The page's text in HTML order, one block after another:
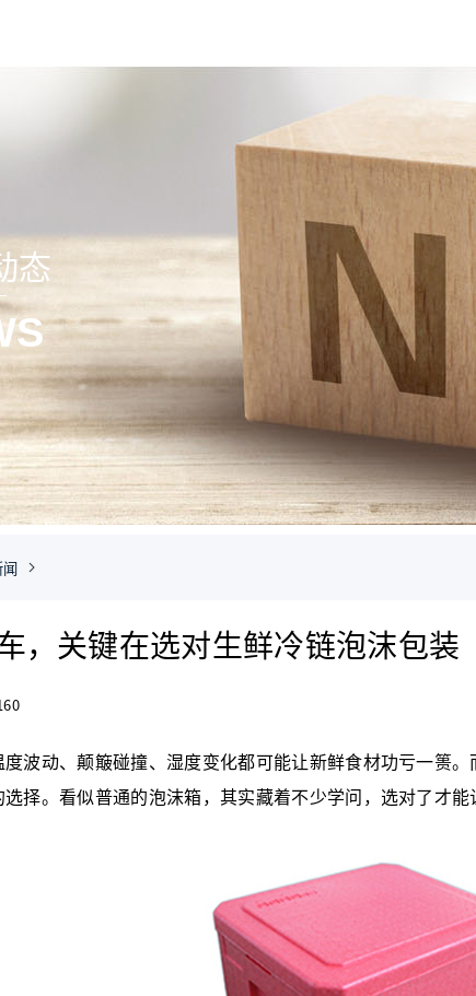
态
，关键在选对生鲜冷链泡沫包装
动、颠簸碰撞、湿度变化都可能让新鲜食材功亏一篑
选择。看似普通的泡沫箱，其实藏着不少学问，选对了才能